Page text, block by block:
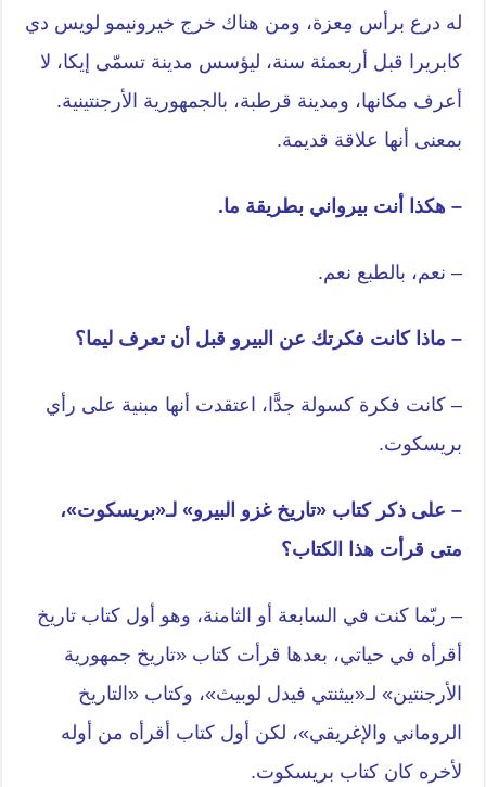
له درع برأس مِعزة، ومن هناك خرج خيرونيمو لويس دي
كابريرا قبل أربعمئة سنة، ليؤسس مدينة تسمّى إيكا، لا
أعرف مكانها، ومدينة قرطبة، بالجمهورية الأرجنتينية.
بمعنى أنها علاقة قديمة.
– هكذا أنت بيرواني بطريقة ما.
– نعم، بالطبع نعم.
– ماذا كانت فكرتك عن البيرو قبل أن تعرف ليما؟
– كانت فكرة كسولة جدًّا، اعتقدت أنها مبنية على رأي
بريسكوت.
– على ذكر كتاب «تاريخ غزو البيرو» لـ«بريسكوت»،
متى قرأت هذا الكتاب؟
– ربّما كنت في السابعة أو الثامنة، وهو أول كتاب تاريخ
أقرأه في حياتي، بعدها قرأت كتاب «تاريخ جمهورية
الأرجنتين» لـ«بيثنتي فيدل لوبيث»، وكتاب «التاريخ
الروماني والإغريقي»، لكن أول كتاب أقرأه من أوله
لأخره كان كتاب بريسكوت.